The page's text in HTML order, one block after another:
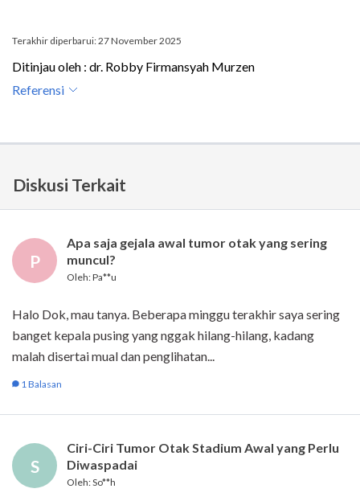
Terakhir diperbarui: 27 November 2025